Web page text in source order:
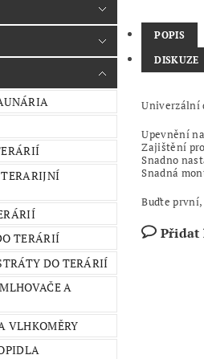
TERÁRIÍ
DO TERÁRIÍ
A
VLHKOMĚRY
POPIS
DISKUZE
Univerzální
Upevnění
Zajištění
Snadno
Snadná
Buďte
Přidat